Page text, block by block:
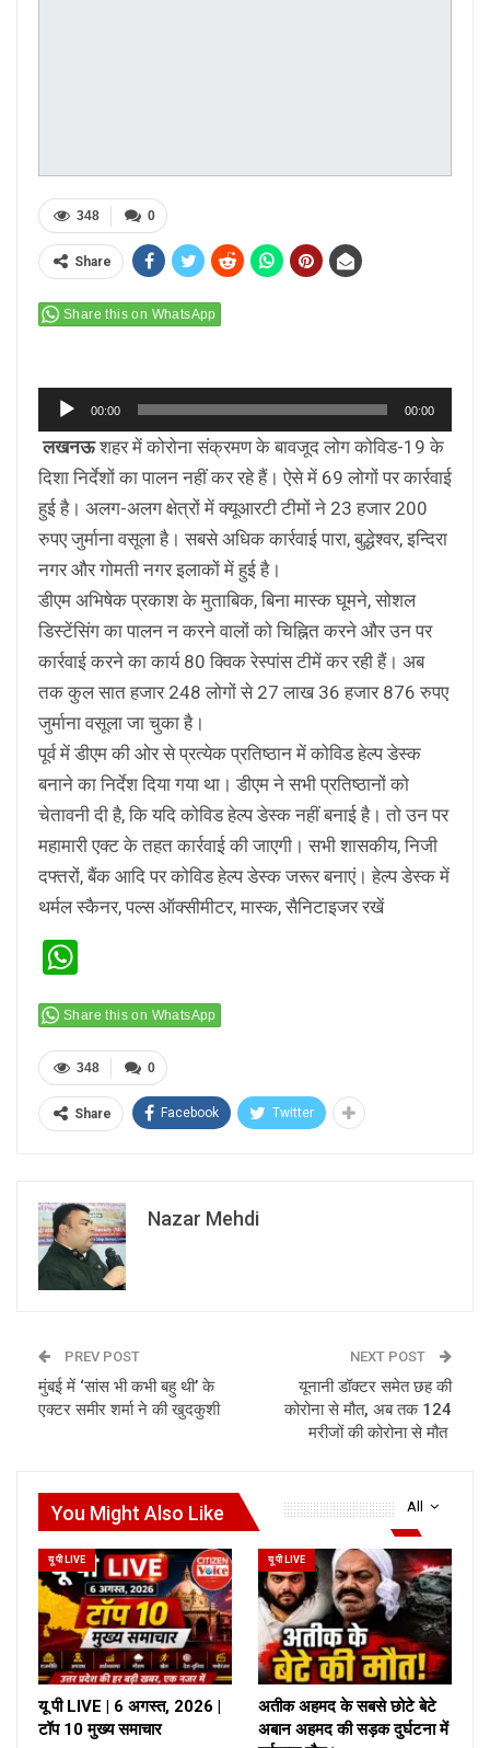
0
348
Share
Share this on WhatsApp
Audio
Player
00:00 00:00
लखनऊशहर में कोरोना संक्रमण के बावजूद लोग कोविड-19 के
दिशा निर्देशों का पालन नहीं कर रहे हैं। ऐसे में 69 लोगों पर कार्रवाई
हुई है। अलग-अलग क्षेत्रों में क्यूआरटी टीमों ने 23 हजार 200
रुपए जुर्माना वसूला है। सबसे अधिक कार्रवाई पारा, बुद्धेश्वर, इन्दिरा
नगर और गोमती नगर इलाकों में हुई है।
डीएम अभिषेक प्रकाश के मुताबिक, बिना मास्क घूमने, सोशल
डिस्टेंसिंग का पालन न करने वालों को चिह्नित करने और उन पर
कार्रवाई करने का कार्य 80 क्विक रेस्पांस टीमें कर रही हैं। अब
तक कुल सात हजार 248 लोगों से 27 लाख 36 हजार 876 रुपए
जुर्माना वसूला जा चुका है।
पूर्व में डीएम की ओर से प्रत्येक प्रतिष्ठान में कोविड हेल्प डेस्क
बनाने का निर्देश दिया गया था। डीएम ने सभी प्रतिष्ठानों को
चेतावनी दी है, कि यदि कोविड हेल्प डेस्क नहीं बनाई है। तो उन पर
महामारी एक्ट के तहत कार्रवाई की जाएगी। सभी शासकीय, निजी
दफ्तरों, बैंक आदि पर कोविड हेल्प डेस्क जरूर बनाएं। हेल्प डेस्क में
थर्मल स्कैनर, पल्स ऑक्सीमीटर, मास्क, सैनिटाइजर रखें
Share this on WhatsApp
0
348
Share Facebook Twitter
Nazar Mehdi
PREV POST
मुंबई में ‘सांस भी कभी बहु थी’ के
एक्टर समीर शर्मा ने की खुदकुशी
NEXT POST
यूनानी डॉक्टर समेत छह की
कोरोना से मौत, अब तक 124
मरीजों की कोरोना से मौत
All
You Might Also Like
यू पी LIVE
यू पी LIVE | 6 अगस्त, 2026 |
टॉप 10 मुख्य समाचार
यू पी LIVE
अतीक अहमद के सबसे छोटे बेटे
अबान अहमद की सड़क दुर्घटना में